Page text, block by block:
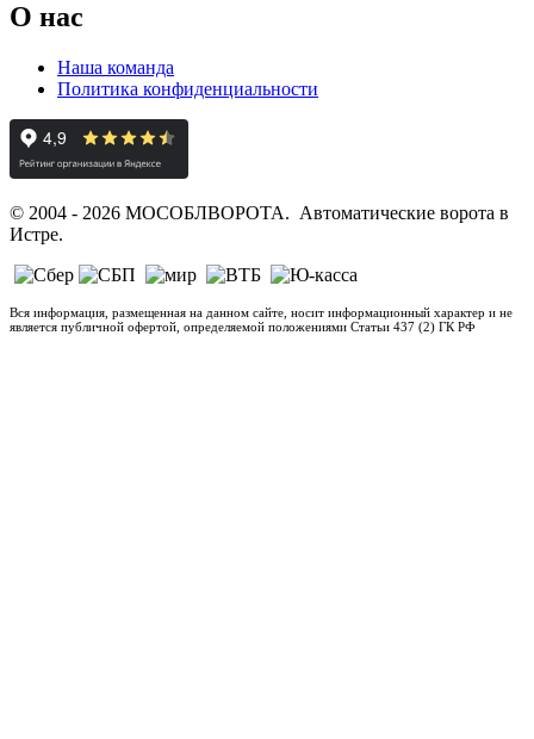
О нас
Наша команда
Политика конфиденциальности
© 2004 - 2026 МОСОБЛВОРОТА. Автоматические ворота в
Истре.
Вся информация, размещенная на данном сайте, носит информационный характер и не
является публичной офертой, определяемой положениями Статьи 437 (2) ГК РФ